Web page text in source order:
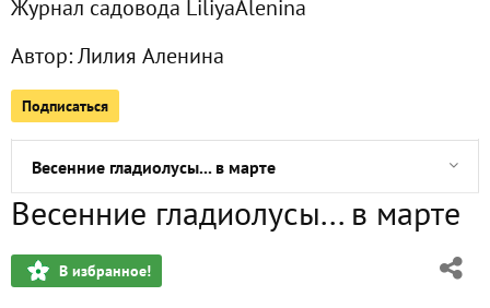
Журнал садовода LiliyaAlenina
Автор:Лилия Аленина
Подписаться
Фото
Сейчас обсуждают
Весенние гладиолусы... в марте
Весенние гладиолусы... в марте
В избранное!